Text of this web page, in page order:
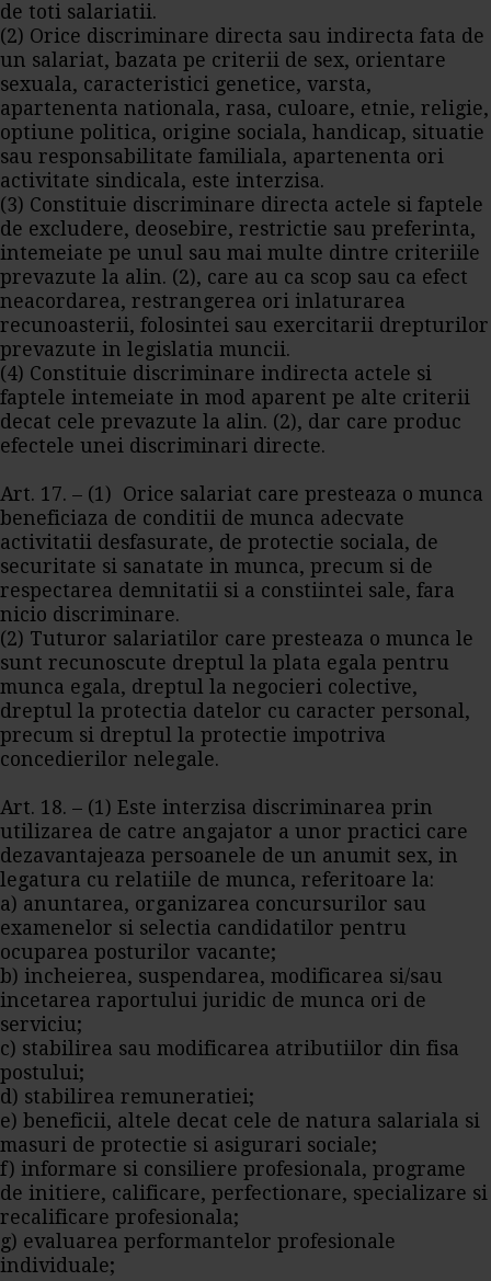
de toti salariatii.
(2) Orice discriminare directa sau indirecta fata de
un salariat, bazata pe criterii de sex, orientare
sexuala, caracteristici genetice, varsta,
apartenenta nationala, rasa, culoare, etnie, religie,
optiune politica, origine sociala, handicap, situatie
sau responsabilitate familiala, apartenenta ori
activitate sindicala, este interzisa.
(3) Constituie discriminare directa actele si faptele
de excludere, deosebire, restrictie sau preferinta,
intemeiate pe unul sau mai multe dintre criteriile
prevazute la alin. (2), care au ca scop sau ca efect
neacordarea, restrangerea ori inlaturarea
recunoasterii, folosintei sau exercitarii drepturilor
prevazute in legislatia muncii.
(4) Constituie discriminare indirecta actele si
faptele intemeiate in mod aparent pe alte criterii
decat cele prevazute la alin. (2), dar care produc
efectele unei discriminari directe.
Art. 17. – (1) Orice salariat care presteaza o munca
beneficiaza de conditii de munca adecvate
activitatii desfasurate, de protectie sociala, de
securitate si sanatate in munca, precum si de
respectarea demnitatii si a constiintei sale, fara
nicio discriminare.
(2) Tuturor salariatilor care presteaza o munca le
sunt recunoscute dreptul la plata egala pentru
munca egala, dreptul la negocieri colective,
dreptul la protectia datelor cu caracter personal,
precum si dreptul la protectie impotriva
concedierilor nelegale.
Art. 18. – (1) Este interzisa discriminarea prin
utilizarea de catre angajator a unor practici care
dezavantajeaza persoanele de un anumit sex, in
legatura cu relatiile de munca, referitoare la:
a) anuntarea, organizarea concursurilor sau
examenelor si selectia candidatilor pentru
ocuparea posturilor vacante;
b) incheierea, suspendarea, modificarea si/sau
incetarea raportului juridic de munca ori de
serviciu;
c) stabilirea sau modificarea atributiilor din fisa
postului;
d) stabilirea remuneratiei;
e) beneficii, altele decat cele de natura salariala si
masuri de protectie si asigurari sociale;
f) informare si consiliere profesionala, programe
de initiere, calificare, perfectionare, specializare si
recalificare profesionala;
g) evaluarea performantelor profesionale
individuale;